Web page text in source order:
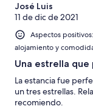
José Luis
11 de dic de 2021
Aspectos
alojamiento y
Una estrella
La estancia fue
un tres estrellas.
recomiendo.